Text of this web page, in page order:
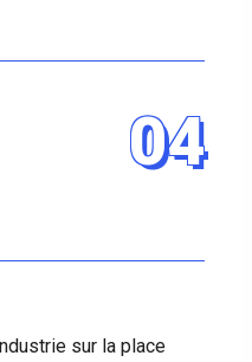
04
sur la place